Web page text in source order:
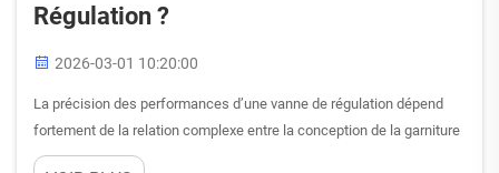
Régulation ?
2026-03-01 10:20:00
La précision des performances d’une vanne de régulation dépend
fortement de la relation complexe entre la conception de la garniture
et les caractéristiques d’écoulement du fluide. La garniture,